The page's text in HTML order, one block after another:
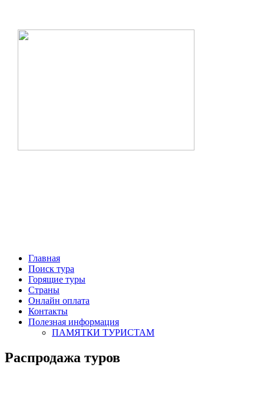
Главная
Поиск тура
Горящие туры
Страны
Онлайн оплата
Контакты
Полезная информация
ПАМЯТКИ ТУРИСТАМ
Распродажа туров